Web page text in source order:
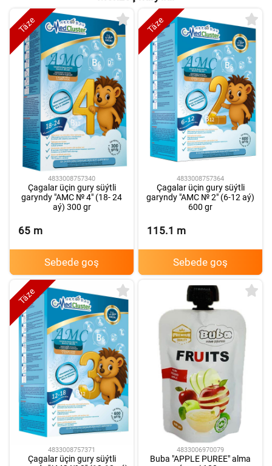
4833008757340
Çagalar üçin gury süýtli
garyndy "AMC № 4" (18- 24
aý) 300 gr
65 m
Täze
Sebede goş
4833008757364
Çagalar üçin gury süýtli
garyndy "AMC № 2" (6-12 aý)
600 gr
115.1 m
Täze
Sebede goş
4833008757371
Çagalar üçin gury süýtli
Täze
4833006970079
Buba "APPLE PUREE" alma